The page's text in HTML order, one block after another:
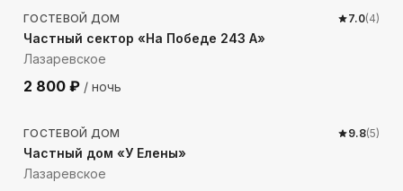
ГОСТЕВОЙ ДОМ 7.0(4)
Частный сектор «На Победе 243 А»
Лазаревское
2 800 ₽ / ночь
26 м до моря
ГОСТЕВОЙ ДОМ 9.8(5)
Частный дом «У Елены»
Лазаревское